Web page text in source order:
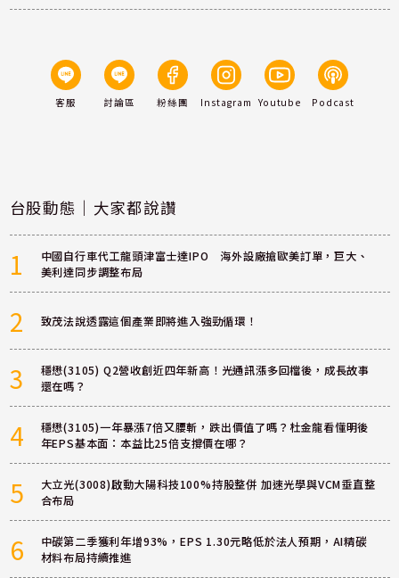
客服 討論區 粉絲團 Instagram Youtube Podcast
台股動態｜大家都說讚
1
中國自行車代工龍頭津富士達IPO 海外設廠搶歐美訂單，巨大、
美利達同步調整布局
2 致茂法說透露這個產業即將進入強勁循環！
3
穩懋(3105) Q2營收創近四年新高！光通訊漲多回檔後，成長故事
還在嗎？
4
穩懋(3105)一年暴漲7倍又腰斬，跌出價值了嗎？杜金龍看懂明後
年EPS基本面：本益比25倍支撐價在哪？
5
大立光(3008)啟動大陽科技100%持股整併 加速光學與VCM垂直整
合布局
6
中碳第二季獲利年增93%，EPS 1.30元略低於法人預期，AI精碳
材料布局持續推進